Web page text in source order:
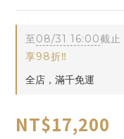
至08/31 16:00截止
享98折‼️
全店，滿千免運
NT$17,200